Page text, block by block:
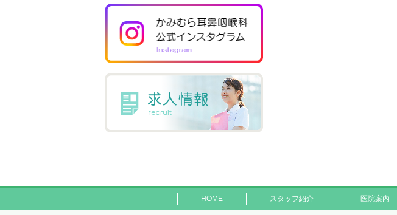
HOME スタッフ紹介 医院案内